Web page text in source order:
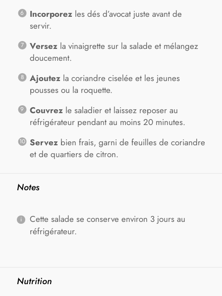
Incorporezles dés d’avocat juste avant de
servir.
Versezla vinaigrette sur la salade et mélangez
doucement.
Ajoutezla coriandre ciselée et les jeunes
pousses ou la roquette.
Couvrezle saladier et laissez reposer au
réfrigérateur pendant au moins 20 minutes.
Servezbien frais, garni de feuilles de coriandre
et de quartiers de citron.
Notes
Cette salade se conserve environ 3 jours au
réfrigérateur.
Nutrition